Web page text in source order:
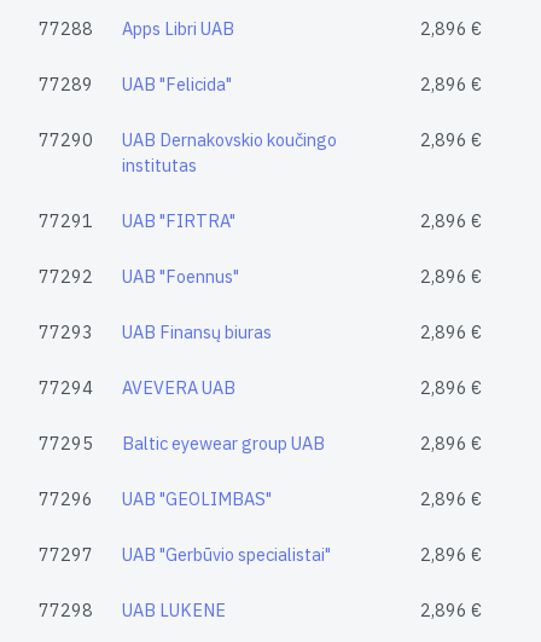
77288 Apps Libri UAB 2,896 €
77289 UAB "Felicida" 2,896 €
77290
UAB Dernakovskio koučingo
institutas
2,896 €
77291 UAB "FIRTRA" 2,896 €
77292 UAB "Foennus" 2,896 €
77293 UAB Finansų biuras 2,896 €
77294 AVEVERA UAB 2,896 €
77295 Baltic eyewear group UAB 2,896 €
77296 UAB "GEOLIMBAS" 2,896 €
77297 UAB "Gerbūvio specialistai" 2,896 €
77298 UAB LUKENE 2,896 €